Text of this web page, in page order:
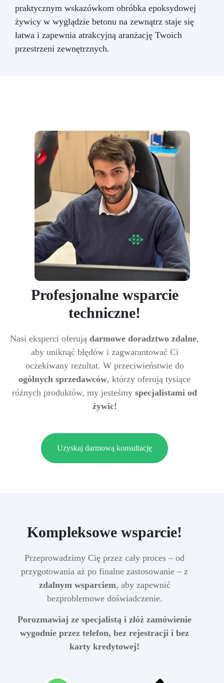
praktycznym wskazówkom obróbka epoksydowej
żywicy w wyglądzie betonu na zewnątrz staje się
łatwa i zapewnia atrakcyjną aranżację Twoich
przestrzeni zewnętrznych.
Profesjonalne wsparcie
techniczne!
Nasi eksperci oferują darmowe doradztwo zdalne,
aby uniknąć błędów i zagwarantować Ci
oczekiwany rezultat. W przeciwieństwie do
ogólnych sprzedawców, którzy oferują tysiące
różnych produktów, my jesteśmy specjalistami od
żywic!
Uzyskaj darmową konsultację
Kompleksowe wsparcie!
Przeprowadzimy Cię przez cały proces – od
przygotowania aż po finalne zastosowanie – z
zdalnym wsparciem, aby zapewnić
bezproblemowe doświadczenie.
Porozmawiaj ze specjalistą i złóż zamówienie
wygodnie przez telefon, bez rejestracji i bez
karty kredytowej!